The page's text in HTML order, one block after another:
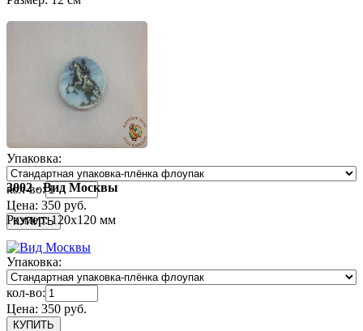
Упаковка:
кол-во:
Цена: 350 руб.
3002 - Вид Москвы
Размер: 120х120 мм
Упаковка:
кол-во:
Цена: 350 руб.